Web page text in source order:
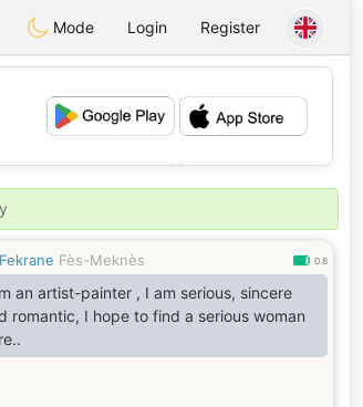
Mode Login Register
Fès-Meknès 0.8
an artist-painter , I am serious, sincere
romantic, I hope to find a serious woman